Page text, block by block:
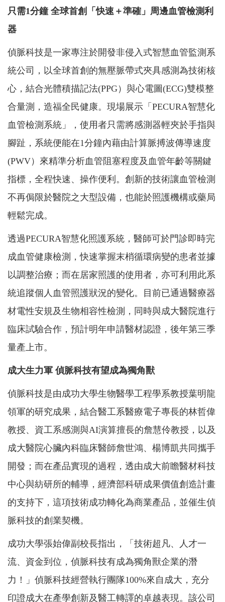
只需1分鐘 全球首創「快速＋準確」周邊血管檢測利
器
偵脈科技是一家專注於開發非侵入式智慧血管監測系
統公司，以全球首創的無壓脈帶式夾具感測為技術核
心，結合光體積描記法(PPG）與心電圖(ECG)雙模整
合量測，造福全民健康。現場展示「PECURA智慧化
血管檢測系統」，使用者只需將感測器輕夾於手指與
腳趾，系統便能在1分鐘內藉由計算脈搏波傳導速度
(PWV）來精準分析血管阻塞程度及血管年齡等關鍵
指標，全程快速、操作便利。創新的技術讓血管檢測
不再侷限於醫院之大型設備，也能於照護機構或藥局
輕鬆完成。
透過PECURA智慧化照護系統，醫師可於門診即時完
成血管健康檢測，快速掌握末梢循環病變的患者並據
以調整治療；而在居家照護的使用者，亦可利用此系
統追蹤個人血管照護狀況的變化。目前已通過醫療器
材電性安規及生物相容性檢測，同時與成大醫院進行
臨床試驗合作，預計明年申請醫材認證，後年第三季
量產上市。
成大生力軍 偵脈科技有望成為獨角獸
偵脈科技是由成功大學生物醫學工程學系教授葉明龍
領軍的研究成果，結合醫工系醫療電子專長的林哲偉
教授、資工系感測與AI演算擅長的詹慧伶教授，以及
成大醫院心臟內科臨床醫師詹世鴻、楊博凱共同攜手
開發；而在產品實現的過程，透由成大前瞻醫材科技
中心與紡研所的輔導，經濟部科研成果價值創造計畫
的支持下，這項技術成功轉化為商業產品，並催生偵
脈科技的創業契機。
成功大學張始偉副校長指出，「技術超凡、人才一
流、資金到位，偵脈科技有成為獨角獸企業的潛
力！」偵脈科技經營執行團隊100%來自成大，充分
印證成大在產學創新及醫工轉譯的卓越表現。該公司